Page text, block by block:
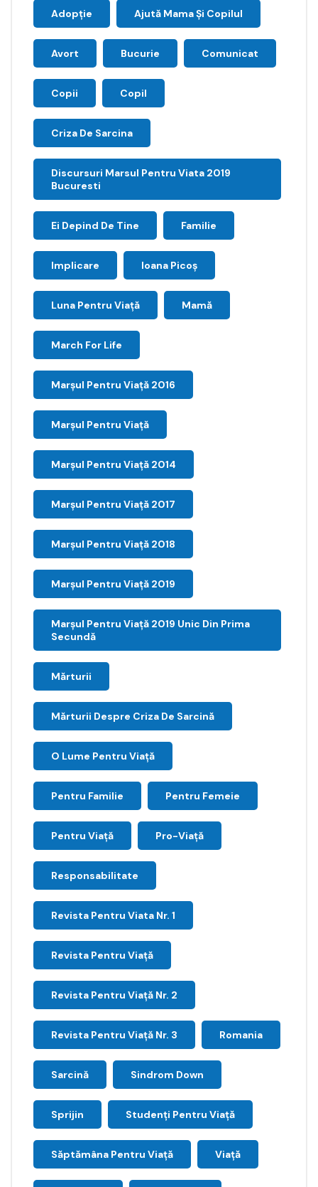
Adopție Ajută Mama Și Copilul
Avort Bucurie Comunicat
Copii Copil
Criza De Sarcina
Discursuri Marsul Pentru Viata 2019
Bucuresti
Ei Depind De Tine Familie
Implicare Ioana Picoş
Luna Pentru Viață Mamă
March For Life
Marşul Pentru Viaţă 2016
Marșul Pentru Viață
Marșul Pentru Viață 2014
Marșul Pentru Viață 2017
Marșul Pentru Viață 2018
Marșul Pentru Viață 2019
Marșul Pentru Viață 2019 Unic Din Prima
Secundă
Mărturii
Mărturii Despre Criza De Sarcină
O Lume Pentru Viață
Pentru Familie Pentru Femeie
Pentru Viață Pro-Viață
Responsabilitate
Revista Pentru Viata Nr. 1
Revista Pentru Viață
Revista Pentru Viață Nr. 2
Revista Pentru Viață Nr. 3 Romania
Sarcină Sindrom Down
Sprijin Studenți Pentru Viață
Săptămâna Pentru Viaţă Viață